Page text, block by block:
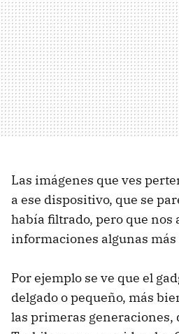
Las imágenes que ves
a ese dispositivo, que se
había filtrado, pero que nos
informaciones algunas más
Por ejemplo se ve que el
delgado o pequeño, más
las primeras generaciones,